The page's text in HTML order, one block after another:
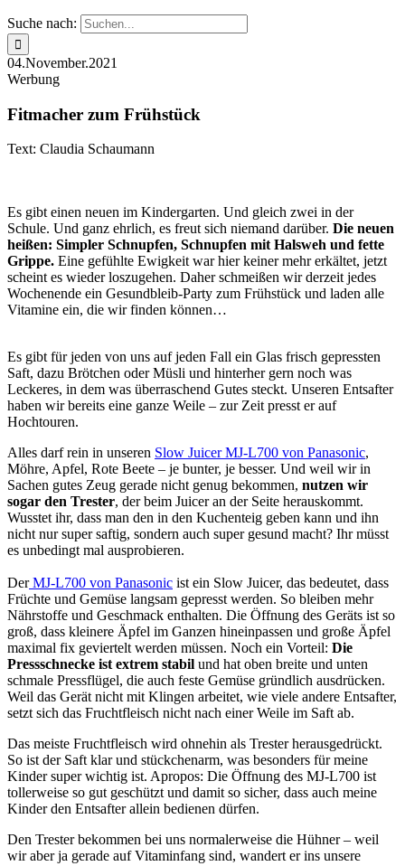
Suche nach:
04.November.2021
Werbung
Fitmacher zum Frühstück
Text: Claudia Schaumann
Es gibt einen neuen im Kindergarten. Und gleich zwei in der
Schule. Und ganz ehrlich, es freut sich niemand darüber. Die neuen
heißen: Simpler Schnupfen, Schnupfen mit Halsweh und fette
Grippe. Eine gefühlte Ewigkeit war hier keiner mehr erkältet, jetzt
scheint es wieder loszugehen. Daher schmeißen wir derzeit jedes
Wochenende ein Gesundbleib-Party zum Frühstück und laden alle
Vitamine ein, die wir finden können…
Es gibt für jeden von uns auf jeden Fall ein Glas frisch gepressten
Saft, dazu Brötchen oder Müsli und hinterher gern noch was
Leckeres, in dem was überraschend Gutes steckt. Unseren Entsafter
haben wir bereits eine ganze Weile – zur Zeit presst er auf
Hochtouren.
Alles darf rein in unseren Slow Juicer MJ-L700 von Panasonic,
Möhre, Apfel, Rote Beete – je bunter, je besser. Und weil wir in
Sachen gutes Zeug gerade nicht genug bekommen, nutzen wir
sogar den Trester, der beim Juicer an der Seite herauskommt.
Wusstet ihr, dass man den in den Kuchenteig geben kann und ihn
nicht nur super saftig, sondern auch super gesund macht? Ihr müsst
es unbedingt mal ausprobieren.
DerMJ-L700 von Panasonic ist ein Slow Juicer, das bedeutet, dass
Früchte und Gemüse langsam gepresst werden. So bleiben mehr
Nährstoffe und Geschmack enthalten. Die Öffnung des Geräts ist so
groß, dass kleinere Äpfel im Ganzen hineinpassen und große Äpfel
maximal fix geviertelt werden müssen. Noch ein Vorteil: Die
Pressschnecke ist extrem stabil und hat oben breite und unten
schmale Pressflügel, die auch feste Gemüse gründlich ausdrücken.
Weil das Gerät nicht mit Klingen arbeitet, wie viele andere Entsafter,
setzt sich das Fruchtfleisch nicht nach einer Weile im Saft ab.
Das meiste Fruchtfleisch wird ohnehin als Trester herausgedrückt.
So ist der Saft klar und stückchenarm, was besonders für meine
Kinder super wichtig ist. Apropos: Die Öffnung des MJ-L700 ist
tollerweise so gut geschützt und damit so sicher, dass auch meine
Kinder den Entsafter allein bedienen dürfen.
Den Trester bekommen bei uns normalerweise die Hühner – weil
wir aber ja gerade auf Vitaminfang sind, wandert er ins unsere